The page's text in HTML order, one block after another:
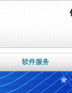
软件服务